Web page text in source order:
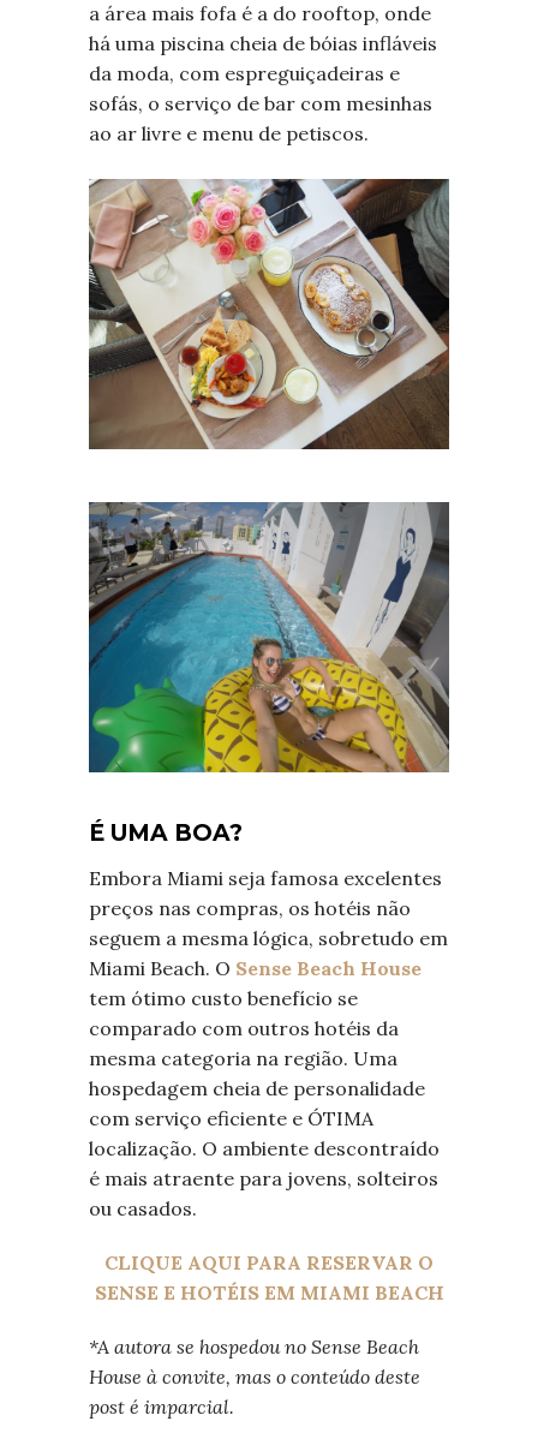
a área mais fofa é a do rooftop, onde
há uma piscina cheia de bóias infláveis
da moda, com espreguiçadeiras e
sofás, o serviço de bar com mesinhas
ao ar livre e menu de petiscos.
É UMA BOA?
Embora Miami seja famosa excelentes
preços nas compras, os hotéis não
seguem a mesma lógica, sobretudo em
Miami Beach. O Sense Beach House
tem ótimo custo benefício se
comparado com outros hotéis da
mesma categoria na região. Uma
hospedagem cheia de personalidade
com serviço eficiente e ÓTIMA
localização. O ambiente descontraído
é mais atraente para jovens, solteiros
ou casados.
CLIQUE AQUI PARA RESERVAR O
SENSE E HOTÉIS EM MIAMI BEACH
*A autora se hospedou no Sense Beach
House à convite, mas o conteúdo deste
post é imparcial.